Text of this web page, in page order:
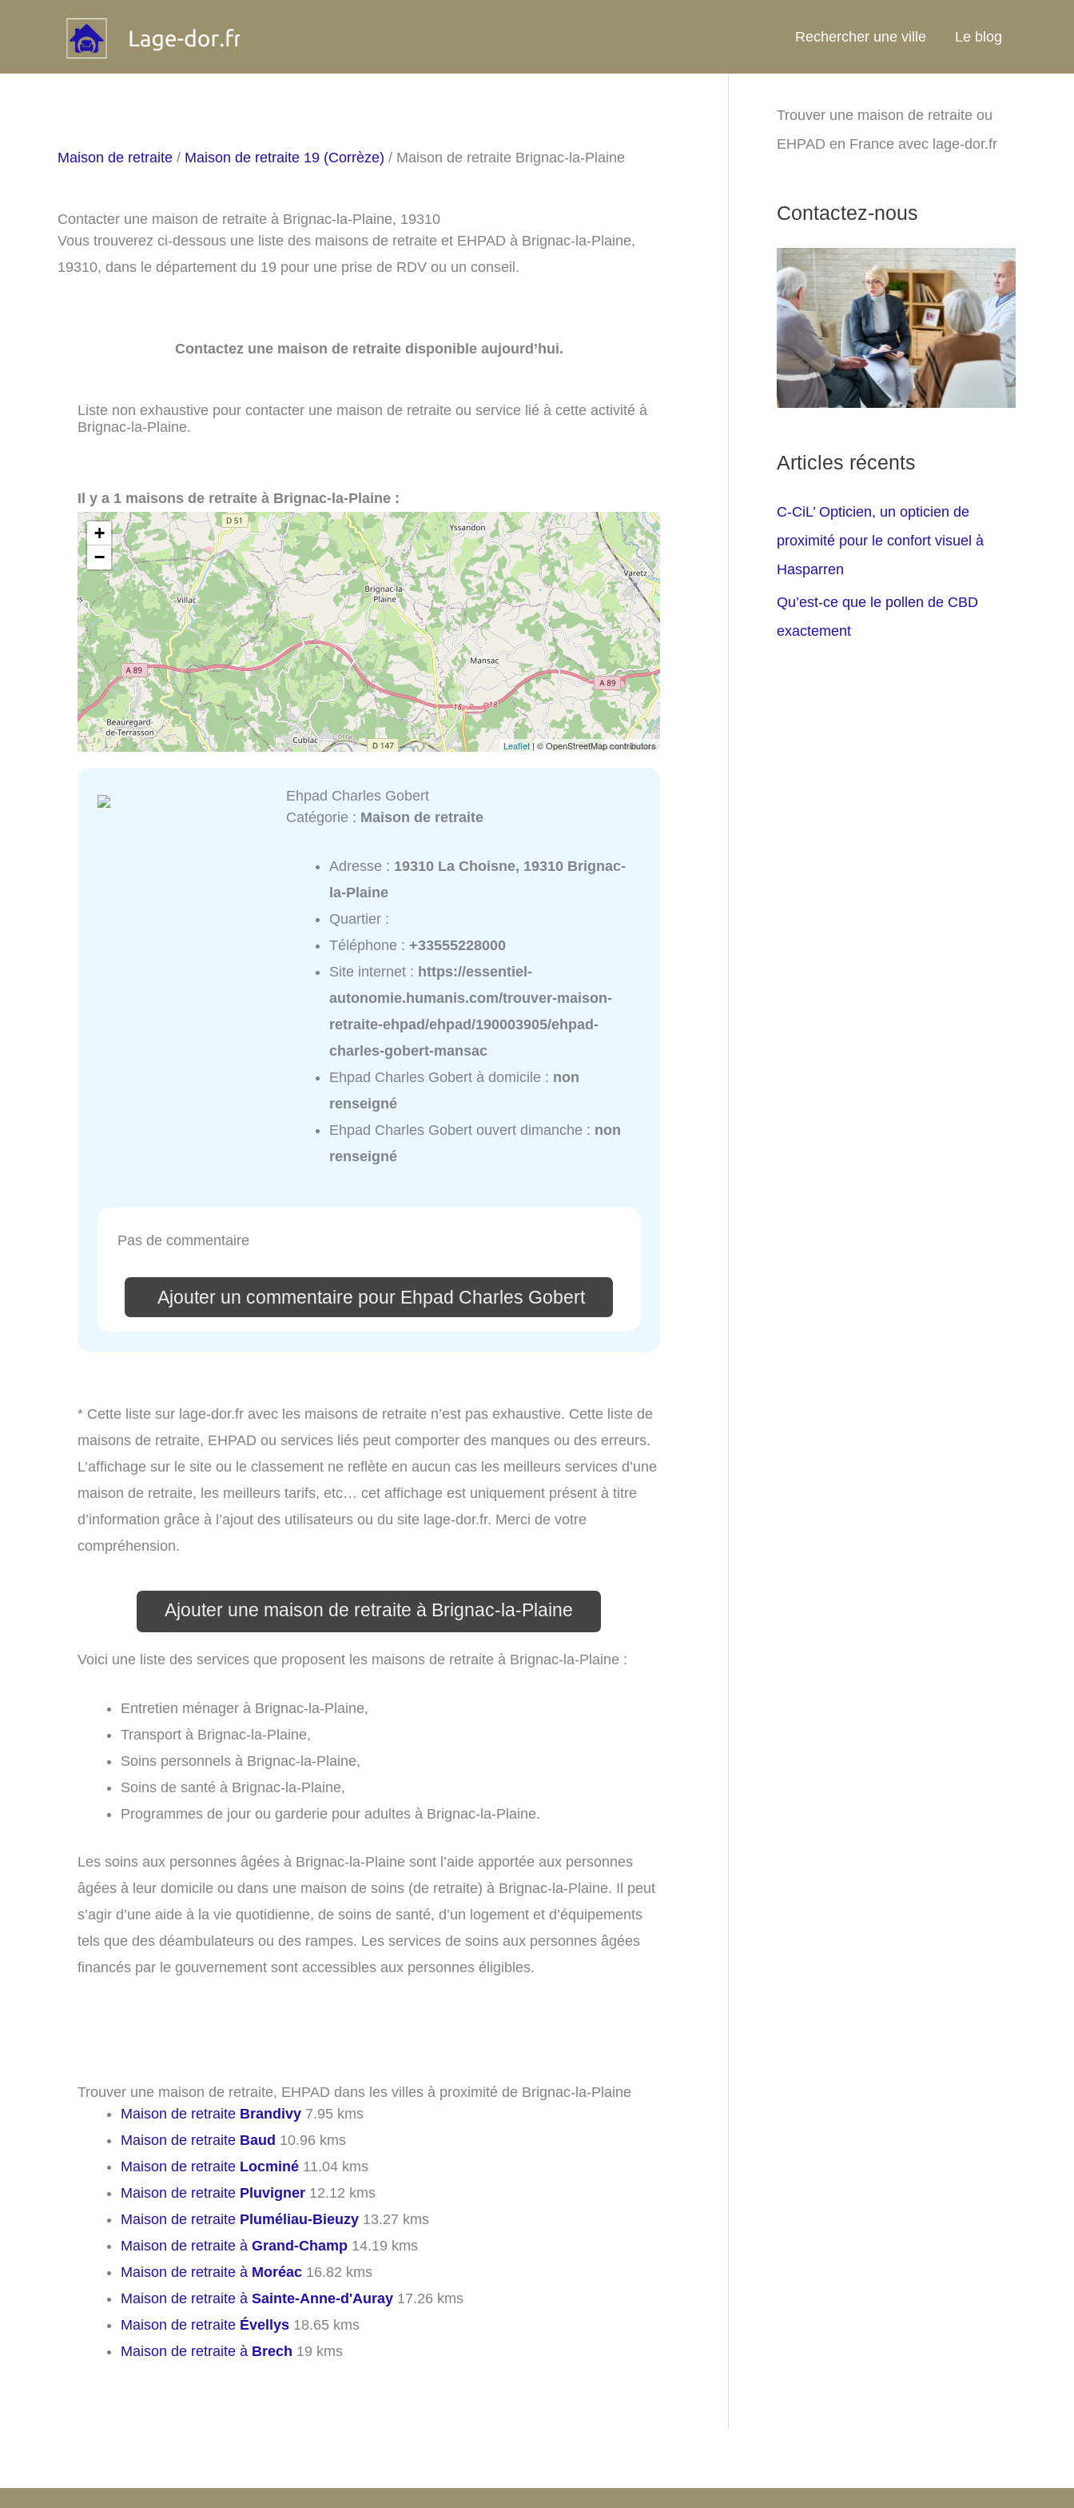
Rechercher une ville Le blog
Maison de retraite / Maison de retraite 19 (Corrèze) / Maison de retraite Brignac-la-Plaine
Contacter une maison de retraite à Brignac-la-Plaine, 19310
Vous trouverez ci-dessous une liste des maisons de retraite et EHPAD à Brignac-la-Plaine,
19310, dans le département du 19 pour une prise de RDV ou un conseil.
Contactez une maison de retraite disponible aujourd’hui.
Liste non exhaustive pour contacter une maison de retraite ou service lié à cette activité à
Brignac-la-Plaine.
Il y a 1 maisons de retraite à Brignac-la-Plaine :
+
−
Leaflet | © OpenStreetMap contributors
Ehpad Charles Gobert
Catégorie : Maison de retraite
Adresse : 19310 La Choisne, 19310 Brignac-
la-Plaine
Quartier :
Téléphone :+33555228000
Site internet : https://essentiel-
autonomie.humanis.com/trouver-maison-
retraite-ehpad/ehpad/190003905/ehpad-
charles-gobert-mansac
Ehpad Charles Gobert à domicile : non
renseigné
Ehpad Charles Gobert ouvert dimanche : non
renseigné
Pas de commentaire
Ajouter un commentaire pour Ehpad Charles Gobert
* Cette liste sur lage-dor.fr avec les maisons de retraite n’est pas exhaustive. Cette liste de
maisons de retraite, EHPAD ou services liés peut comporter des manques ou des erreurs.
L’affichage sur le site ou le classement ne reflète en aucun cas les meilleurs services d’une
maison de retraite, les meilleurs tarifs, etc… cet affichage est uniquement présent à titre
d’information grâce à l’ajout des utilisateurs ou du site lage-dor.fr. Merci de votre
compréhension.
Ajouter une maison de retraite à Brignac-la-Plaine
Voici une liste des services que proposent les maisons de retraite à Brignac-la-Plaine :
Entretien ménager à Brignac-la-Plaine,
Transport à Brignac-la-Plaine,
Soins personnels à Brignac-la-Plaine,
Soins de santé à Brignac-la-Plaine,
Programmes de jour ou garderie pour adultes à Brignac-la-Plaine.
Les soins aux personnes âgées à Brignac-la-Plaine sont l’aide apportée aux personnes
âgées à leur domicile ou dans une maison de soins (de retraite) à Brignac-la-Plaine. Il peut
s’agir d’une aide à la vie quotidienne, de soins de santé, d’un logement et d’équipements
tels que des déambulateurs ou des rampes. Les services de soins aux personnes âgées
financés par le gouvernement sont accessibles aux personnes éligibles.
Trouver une maison de retraite, EHPAD dans les villes à proximité de Brignac-la-Plaine
Maison de retraite Brandivy 7.95 kms
Maison de retraite Baud 10.96 kms
Maison de retraite Locminé 11.04 kms
Maison de retraite Pluvigner 12.12 kms
Maison de retraite Pluméliau-Bieuzy 13.27 kms
Maison de retraite à Grand-Champ 14.19 kms
Maison de retraite à Moréac 16.82 kms
Maison de retraite à Sainte-Anne-d'Auray 17.26 kms
Maison de retraite Évellys 18.65 kms
Maison de retraite à Brech 19 kms
Trouver une maison de retraite ou
EHPAD en France avec lage-dor.fr
Contactez-nous
Articles récents
C-CiL’ Opticien, un opticien de
proximité pour le confort visuel à
Hasparren
Qu’est-ce que le pollen de CBD
exactement